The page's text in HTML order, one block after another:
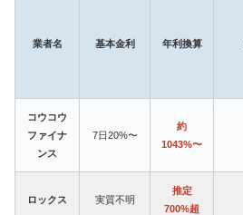
業者名 基本金利 年利換算
コウコウ
ファイナ
ンス
7日20%〜
約
1043%〜
ロックス 実質不明
推定
700%超